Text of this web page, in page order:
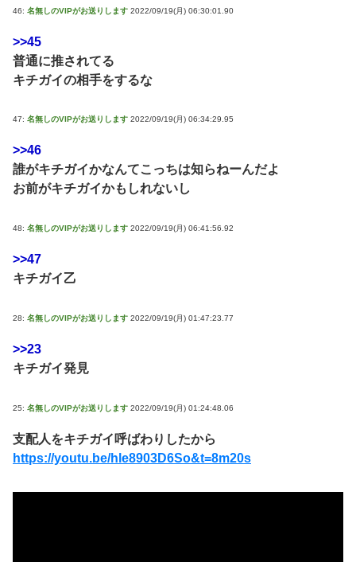
46: 名無しのVIPがお送りします 2022/09/19(月) 06:30:01.90
>>45
普通に推されてる
キチガイの相手をするな
47: 名無しのVIPがお送りします 2022/09/19(月) 06:34:29.95
>>46
誰がキチガイかなんてこっちは知らねーんだよ
お前がキチガイかもしれないし
48: 名無しのVIPがお送りします 2022/09/19(月) 06:41:56.92
>>47
キチガイ乙
28: 名無しのVIPがお送りします 2022/09/19(月) 01:47:23.77
>>23
キチガイ発見
25: 名無しのVIPがお送りします 2022/09/19(月) 01:24:48.06
支配人をキチガイ呼ばわりしたから
https://youtu.be/hle8903D6So&t=8m20s